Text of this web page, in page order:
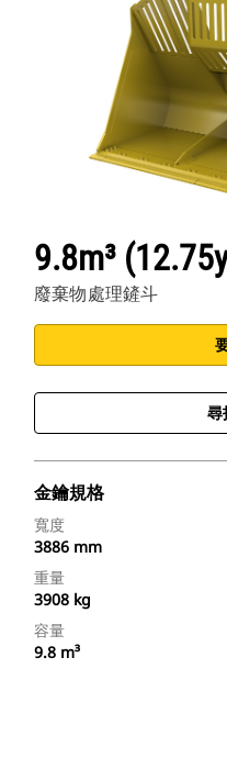
9.8m³
廢棄物處理鏟斗
尋
金鑰規格
寬度
3886 mm
重量
3908 kg
容量
9.8 m³